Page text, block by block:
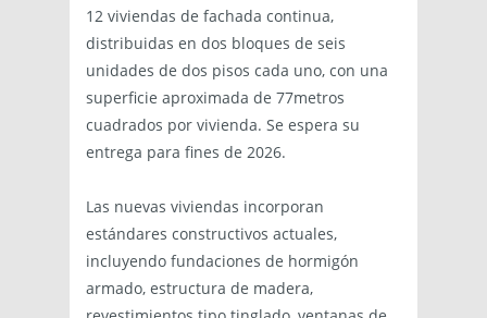
12 viviendas de fachada continua,
distribuidas en dos bloques de seis
unidades de dos pisos cada uno, con una
superficie aproximada de 77metros
cuadrados por vivienda. Se espera su
entrega para fines de 2026.
Las nuevas viviendas incorporan
estándares constructivos actuales,
incluyendo fundaciones de hormigón
armado, estructura de madera,